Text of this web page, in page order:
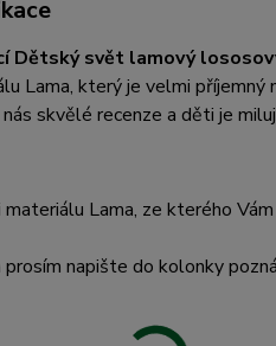
Dětský svět lamový
Lama, který je velmi
skvělé recenze a děti je
Lama, ze kterého
prosím napište do kolonky